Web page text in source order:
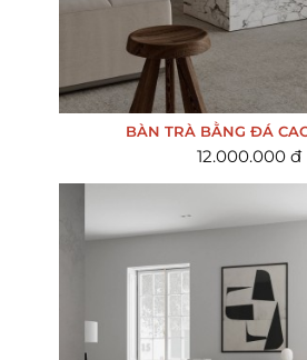
BÀN TRÀ BẰNG ĐÁ
12.000.000 đ